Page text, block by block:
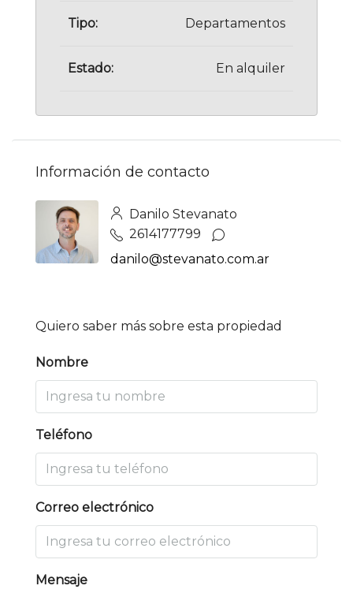
Tipo: Departamentos
Estado: En alquiler
Información de contacto
Danilo Stevanato
2614177799
danilo@stevanato.com.ar
Quiero saber más sobre esta propiedad
Nombre
Teléfono
Correo electrónico
Mensaje